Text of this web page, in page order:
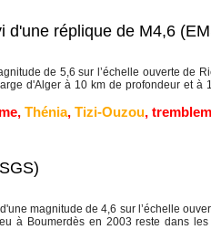
réplique de M4,6
de 5,6 sur l’échelle ouverte de
d'Alger à 10 km de profondeur et à
, Thénia, Tizi-Ouzou,
magnitude de 4,6 sur l’échelle
à Boumerdès en 2003 reste dans